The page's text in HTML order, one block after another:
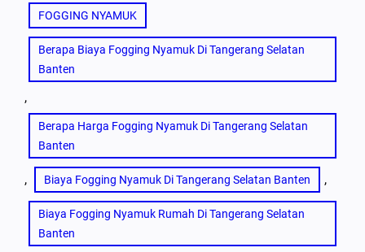
FOGGING NYAMUK
Berapa Biaya Fogging Nyamuk Di Tangerang Selatan
Banten
,
Berapa Harga Fogging Nyamuk Di Tangerang Selatan
Banten
, Biaya Fogging Nyamuk Di Tangerang Selatan Banten ,
Biaya Fogging Nyamuk Rumah Di Tangerang Selatan
Banten